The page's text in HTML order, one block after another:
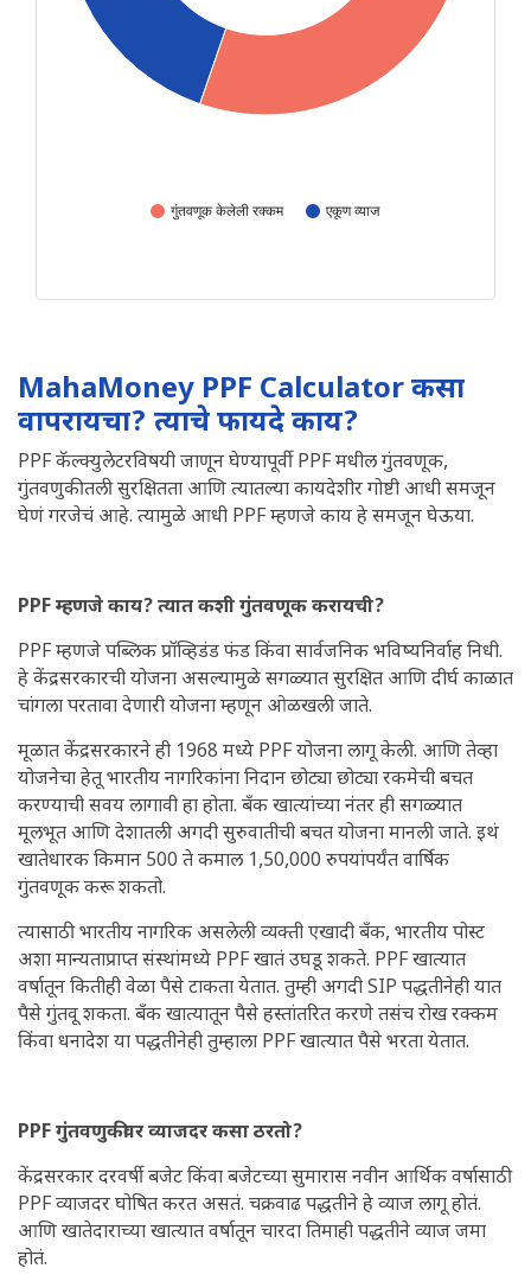
गुंतवणूक केलेली रक्कम एकूण व्याज
MahaMoney PPF Calculator कसा
वापरायचा? त्याचे फायदे काय?
PPF कॅल्क्युलेटरविषयी जाणून घेण्यापूर्वी PPF मधील गुंतवणूक,
गुंतवणुकीतली सुरक्षितता आणि त्यातल्या कायदेशीर गोष्टी आधी समजून
घेणं गरजेचं आहे. त्यामुळे आधी PPF म्हणजे काय हे समजून घेऊया.
PPF म्हणजे काय? त्यात कशी गुंतवणूक करायची?
PPF म्हणजे पब्लिक प्रॉव्हिडंड फंड किंवा सार्वजनिक भविष्यनिर्वाह निधी.
हे केंद्रसरकारची योजना असल्यामुळे सगळ्यात सुरक्षित आणि दीर्घ काळात
चांगला परतावा देणारी योजना म्हणून ओळखली जाते.
मूळात केंद्रसरकारने ही 1968 मध्ये PPF योजना लागू केली. आणि तेव्हा
योजनेचा हेतू भारतीय नागरिकांना निदान छोट्या छोट्या रकमेची बचत
करण्याची सवय लागावी हा होता. बँक खात्यांच्या नंतर ही सगळ्यात
मूलभूत आणि देशातली अगदी सुरुवातीची बचत योजना मानली जाते. इथं
खातेधारक किमान 500 ते कमाल 1,50,000 रुपयांपर्यंत वार्षिक
गुंतवणूक करू शकतो.
त्यासाठी भारतीय नागरिक असलेली व्यक्ती एखादी बँक, भारतीय पोस्ट
अशा मान्यताप्राप्त संस्थांमध्ये PPF खातं उघडू शकते. PPF खात्यात
वर्षातून कितीही वेळा पैसे टाकता येतात. तुम्ही अगदी SIP पद्धतीनेही यात
पैसे गुंतवू शकता. बँक खात्यातून पैसे हस्तांतरित करणे तसंच रोख रक्कम
किंवा धनादेश या पद्धतीनेही तुम्हाला PPF खात्यात पैसे भरता येतात.
PPF गुंतवणुकीवर व्याजदर कसा ठरतो?
केंद्रसरकार दरवर्षी बजेट किंवा बजेटच्या सुमारास नवीन आर्थिक वर्षासाठी
PPF व्याजदर घोषित करत असतं. चक्रवाढ पद्धतीने हे व्याज लागू होतं.
आणि खातेदाराच्या खात्यात वर्षातून चारदा तिमाही पद्धतीने व्याज जमा
होतं.